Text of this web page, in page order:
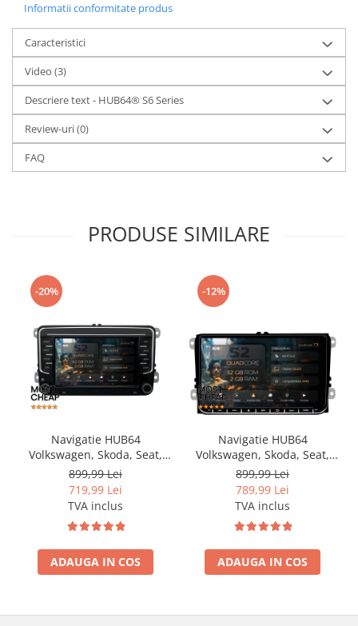
Informatii conformitate produs
Caracteristici
Video (3)
Descriere text - HUB64® S6 Series
Review-uri(0)
FAQ
PRODUSE SIMILARE
-20%
Navigatie HUB64
Volkswagen, Skoda, Seat,
2GB RAM, Android, GPS, Wi-
FI, Carplay, Android Auto,
USB, Bluetooth, Radio,
Waze, Touchscreen, 7 inch
899,99 Lei
719,99 Lei
TVA inclus
ADAUGA IN COS
-12%
Navigatie HUB64
Volkswagen, Skoda, Seat,
2GB RAM, Android, GPS, Wi-
FI, Carplay, Android Auto,
USB, Bluetooth, Radio,
Waze, Touchscreen, 9 inch
899,99 Lei
789,99 Lei
TVA inclus
ADAUGA IN COS